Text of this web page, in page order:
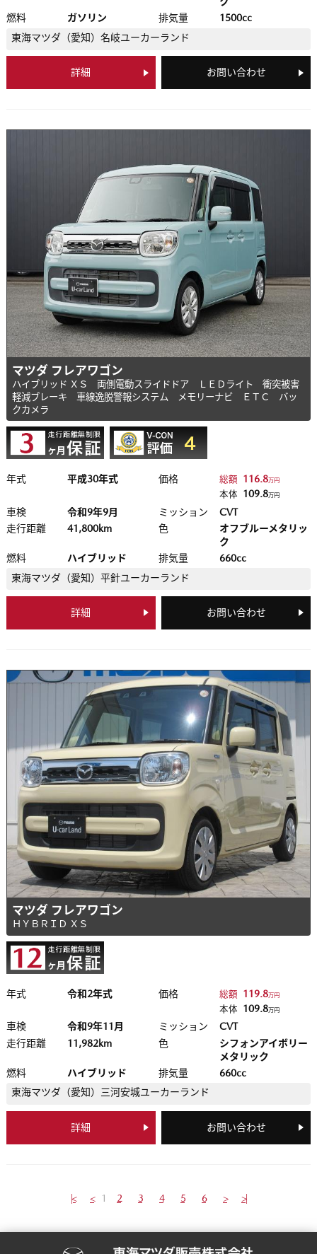
燃料
ガソリン 排気量
1500cc
東海マツダ（愛知） 名岐ユーカーランド
詳細 お問い合わせ
マツダ フレアワゴン
ハイブリッド ＸＳ 両側電動スライドドア ＬＥＤライト 衝突被害
軽減ブレーキ 車線逸脱警報システム メモリーナビ ＥＴＣ バッ
クカメラ
年式 平成30年式 価格 総額 116.8万円
本体 109.8万円
車検 令和9年9月 ミッション
CVT
走行距離
41,800km 色
オフブルーメタリッ
ク
燃料
ハイブリッド 排気量
660cc
東海マツダ（愛知） 平針ユーカーランド
詳細 お問い合わせ
マツダ フレアワゴン
ＨＹＢＲＩＤ ＸＳ
年式 令和2年式 価格 総額 119.8万円
本体 109.8万円
車検 令和9年11月 ミッション
CVT
走行距離
11,982km 色
シフォンアイボリー
メタリック
燃料
ハイブリッド 排気量
660cc
東海マツダ（愛知） 三河安城ユーカーランド
詳細 お問い合わせ
|< < 1 2 3 4 5 6 > >|